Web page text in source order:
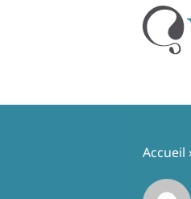
Accueil